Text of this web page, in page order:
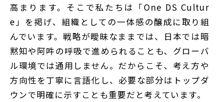
高まります。そこで私たちは「One DS Cultur
e」を掲げ、組織としての一体感の醸成に取り組
んでいます。戦略が曖昧なままでは、日本では暗
黙知や阿吽の呼吸で進められることも、グローバ
ル環境では通用しません。だからこそ、考え方や
方向性を丁寧に言語化し、必要な部分はトップダ
ウンで明確に示すことも重要だと考えています。